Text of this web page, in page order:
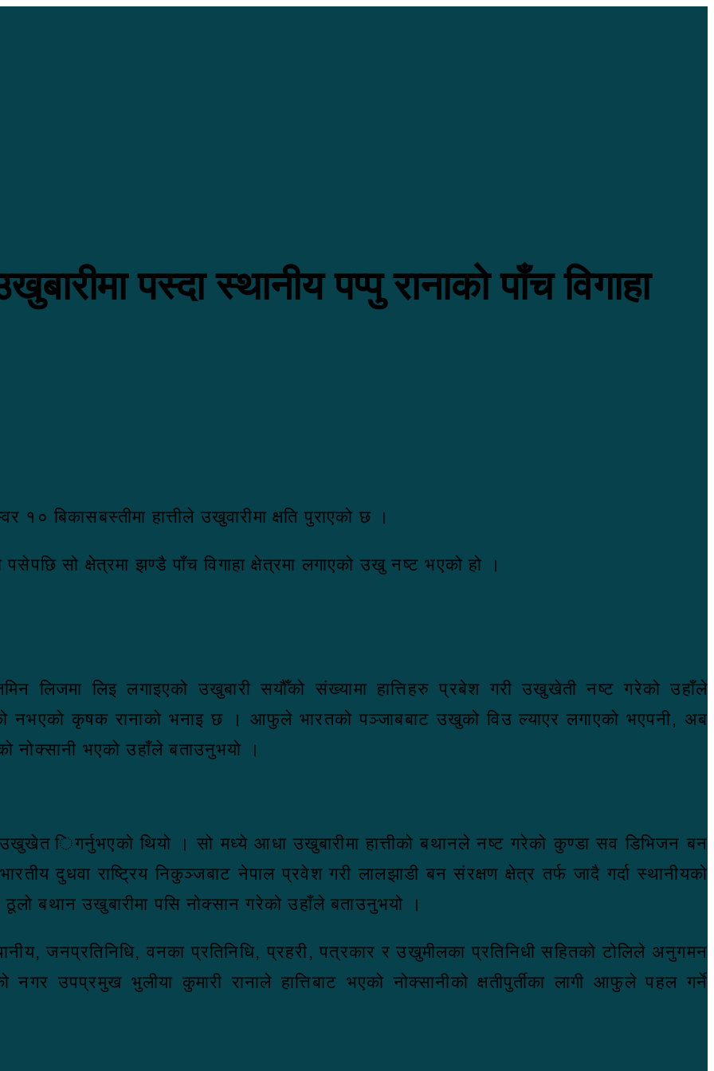
पस्दा स्थानीय पप्पु रानाको पाँच विगाहा
१० बिकासबस्तीमा हात्तीले उखुवारीमा क्षति पुराएको छ ।
पसेपछि सो क्षेत्रमा झण्डै पाँच विगाहा क्षेत्रमा लगाएको उखु नष्ट भएको हो ।
लिजमा लिइ लगाइएको उखुबारी सयौँको संख्यामा हात्तिहरु प्रबेश गरी उखुखेती नष्ट गरेको उहाँले
कृषक रानाको भनाइ छ । आफुले भारतको पञ्जाबबाट उखुको विउ ल्याएर लगाएको भएपनी, अब
नोक्सानी भएको उहाँले बताउनुभयो ।
उखुखेत िगर्नुभएको थियो । सो मध्ये आधा उखुबारीमा हात्तीको बथानले नष्ट गरेको कुण्डा सव डिभिजन बन
दुधवा राष्ट्रिय निकुञ्जबाट नेपाल प्रवेश गरी लालझाडी बन संरक्षण क्षेत्र तर्फ जादै गर्दा स्थानीयको
ठूलो बथान उखुबारीमा पसि नोक्सान गरेको उहाँले बताउनुभयो ।
जनप्रतिनिधि, वनका प्रतिनिधि, प्रहरी, पत्रकार र उखुमीलका प्रतिनिधी सहितको टोलिले अनुगमन
उपप्रमुख भुलीया कुमारी रानाले हात्तिबाट भएको नोक्सानीको क्षतीपुर्तीका लागी आफुले पहल गर्ने